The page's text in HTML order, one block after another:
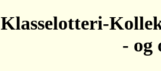
Klasselotteri-
- og